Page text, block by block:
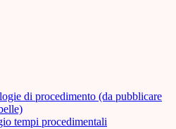
di procedimento (da pubblicare
tempi procedimentali